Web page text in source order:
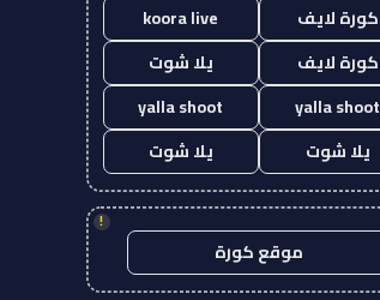
كورة لايف
koora live
كورة لايف
يلا شوت
yalla shoot
yalla shoot
يلا شوت
يلا شوت
!
موقع كورة